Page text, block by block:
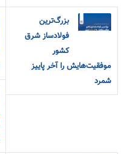
بزرگ‌ترین
فولادساز شرق
کشور
موفقیت‌هایش را آخر پاییز
شمرد